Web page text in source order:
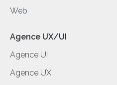
Web
Agence UX/UI
Agence UI
Agence UX